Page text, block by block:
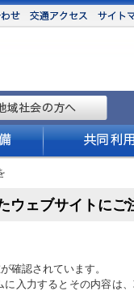
ウェブサイトにご
確認されています。
入力するとその内容は